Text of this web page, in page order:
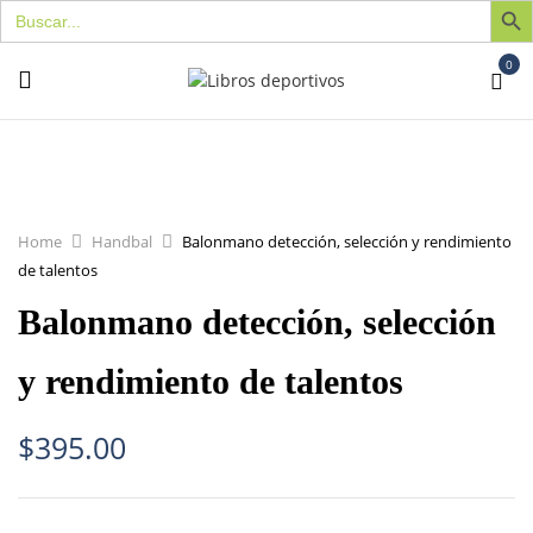
Buscar:
0
Home Handbal
Balonmano detección, selección y rendimiento
de talentos
Balonmano detección, selección
y rendimiento de talentos
$395.00